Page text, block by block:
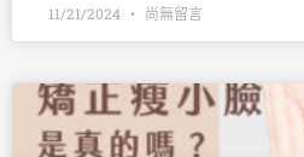
11/21/2024 尚無留言